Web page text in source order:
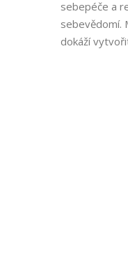
sebepéče a
sebevědomí.
dokáží